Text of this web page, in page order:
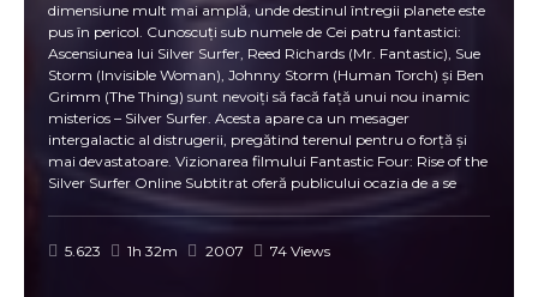
dimensiune mult mai amplă, unde destinul întregii planete este
pus în pericol. Cunoscuți sub numele de Cei patru fantastici:
Ascensiunea lui Silver Surfer, Reed Richards (Mr. Fantastic), Sue
Storm (Invisible Woman), Johnny Storm (Human Torch) și Ben
Grimm (The Thing) sunt nevoiți să facă față unui nou inamic
misterios – Silver Surfer. Acesta apare ca un mesager
intergalactic al distrugerii, pregătind terenul pentru o forță și
mai devastatoare. Vizionarea filmului Fantastic Four: Rise of the
Silver Surfer Online Subtitrat oferă publicului ocazia de a se
bucura de o combinație unică de acțiune, efecte vizuale
extraordinare ale eroilor, povestea explorează și latura personală
5.623 1h 32m 2007 74 Views